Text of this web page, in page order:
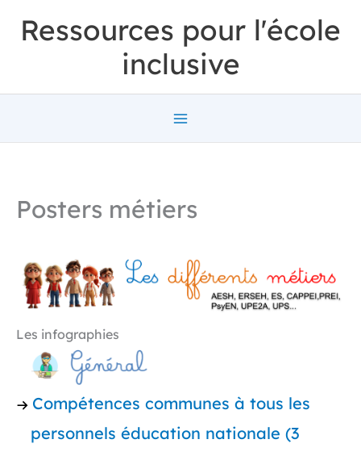
Ressources pour l'école
inclusive
Posters métiers
Les infographies
Compétences communes à tous les
personnels éducation nationale (3